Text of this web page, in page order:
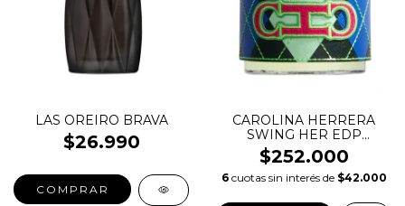
LAS OREIRO BRAVA
$26.990
COMPRAR
CAROLINA HERRERA
SWING HER EDP
EDICION LIMITADA
$252.000
6 cuotas sin interés de $42.000